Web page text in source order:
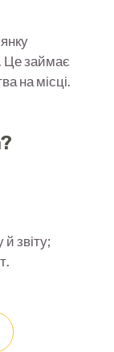
Це займає
на місці.
звіту;